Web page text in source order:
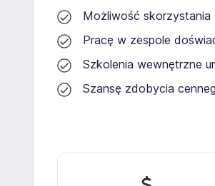
Możliwość skorzystania
Pracę w zespole
Szkolenia wewnętrzne
Szansę zdobycia